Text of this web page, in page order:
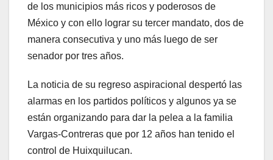
de los municipios más ricos y poderosos de
México y con ello lograr su tercer mandato, dos de
manera consecutiva y uno más luego de ser
senador por tres años.
La noticia de su regreso aspiracional despertó las
alarmas en los partidos políticos y algunos ya se
están organizando para dar la pelea a la familia
Vargas-Contreras que por 12 años han tenido el
control de Huixquilucan.